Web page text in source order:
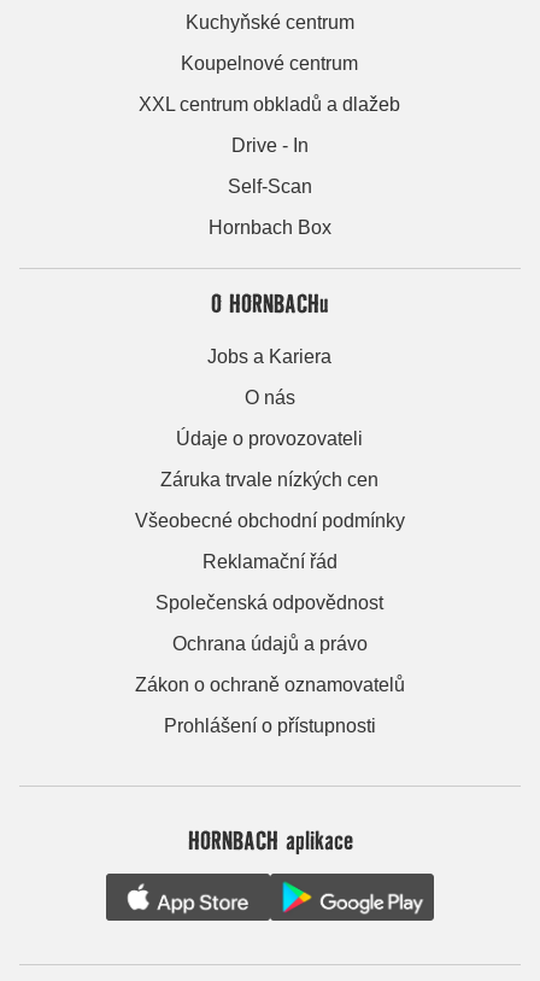
Kuchyňské centrum
Koupelnové centrum
XXL centrum obkladů a dlažeb
Drive - In
Self-Scan
Hornbach Box
O HORNBACHu
Jobs a Kariera
O nás
Údaje o provozovateli
Záruka trvale nízkých cen
Všeobecné obchodní podmínky
Reklamační řád
Společenská odpovědnost
Ochrana údajů a právo
Zákon o ochraně oznamovatelů
Prohlášení o přístupnosti
HORNBACH aplikace